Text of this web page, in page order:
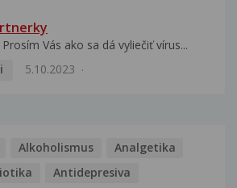
Vás ako sa dá vyliečiť vírus...
5.10.2023
Alkoholismus
Analgetika
Antidepresiva